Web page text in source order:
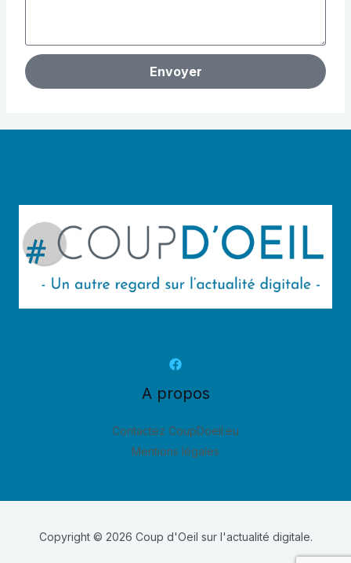
Envoyer
A propos
Contactez CoupDoeil.eu
Mentions légales
Copyright © 2026 Coup d'Oeil sur l'actualité digitale.